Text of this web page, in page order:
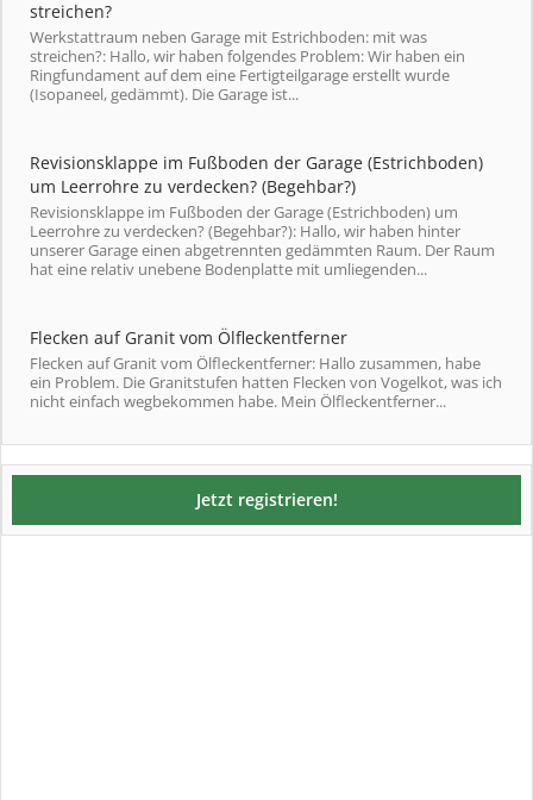
streichen?
Werkstattraum neben Garage mit Estrichboden: mit was
streichen?: Hallo, wir haben folgendes Problem: Wir haben ein
Ringfundament auf dem eine Fertigteilgarage erstellt wurde
(Isopaneel, gedämmt). Die Garage ist...
Revisionsklappe im Fußboden der Garage (Estrichboden)
um Leerrohre zu verdecken? (Begehbar?)
Revisionsklappe im Fußboden der Garage (Estrichboden) um
Leerrohre zu verdecken? (Begehbar?): Hallo, wir haben hinter
unserer Garage einen abgetrennten gedämmten Raum. Der Raum
hat eine relativ unebene Bodenplatte mit umliegenden...
Flecken auf Granit vom Ölfleckentferner
Flecken auf Granit vom Ölfleckentferner: Hallo zusammen, habe
ein Problem. Die Granitstufen hatten Flecken von Vogelkot, was ich
nicht einfach wegbekommen habe. Mein Ölfleckentferner...
Jetzt registrieren!